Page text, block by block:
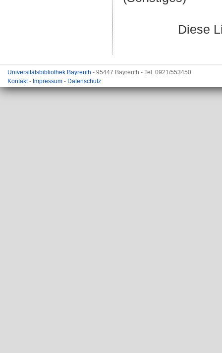
Diese
Universitätsbibliothek Bayreuth - 95447 Bayreuth - Tel. 0921/553450
Kontakt- Impressum - Datenschutz